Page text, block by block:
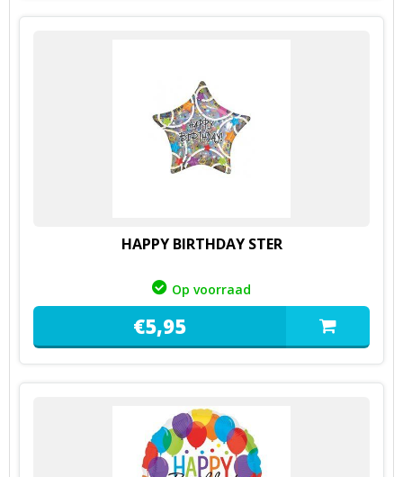
HAPPY BIRTHDAY STER
Op voorraad
€5,95